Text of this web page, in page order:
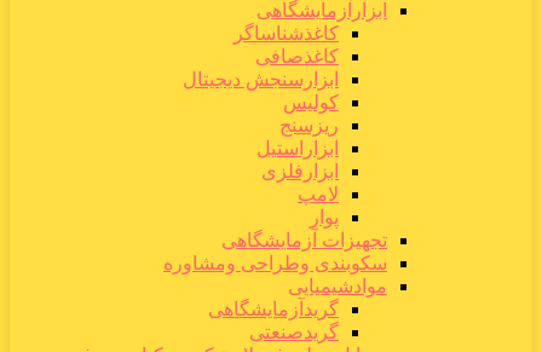
ابزارآزمایشگاهی
کاغذشناساگر
کاغذصافی
ابزارسنجش دیجیتال
کولیس
ریزسنج
ابزاراستیل
ابزارفلزی
لامپ
پوار
تجهیزات آزمایشگاهی
سکوبندی وطراحی ومشاوره
موادشیمیایی
گریدآزمایشگاهی
گریدصنعتی